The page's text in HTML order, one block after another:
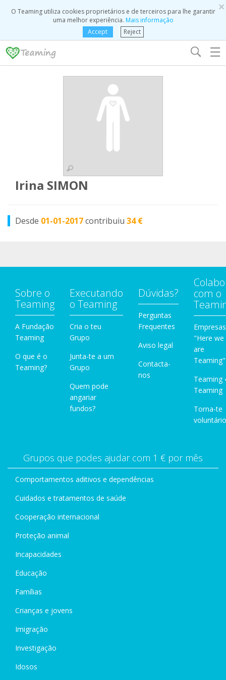
×
O Teaming utiliza cookies proprietários e de terceiros para lhe garantir
uma melhor experiência. Mais informação
Accept
Reject
☰
Irina SIMON
Desde 01-01-2017contribuiu 34 €
Sobre o
Teaming
A Fundação
Teaming
O que é o
Teaming?
Executando
o Teaming
Cria o teu
Grupo
Junta-te a um
Grupo
Quem pode
angariar
fundos?
Dúvidas?
Perguntas
Frequentes
Aviso legal
Contacta-
nos
com o
Empresas
"Here we
are
Teaming"
Teaming
Teaming
Torna-te
Grupos que podes ajudar com 1 € por mês
Comportamentos aditivos e dependências
Cuidados e tratamentos de saúde
Cooperação internacional
Proteção animal
Incapacidades
Educação
Famílias
Crianças e jovens
Imigração
Investigação
Idosos